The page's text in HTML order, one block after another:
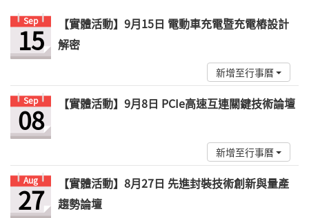
Sep
15
【實體活動】9月15日 電動車充電暨充電樁設計
解密
新增至行事曆
Sep
08 【實體活動】9月8日 PCIe高速互連關鍵技術論壇
新增至行事曆
Aug
27
【實體活動】8月27日 先進封裝技術創新與量產
趨勢論壇